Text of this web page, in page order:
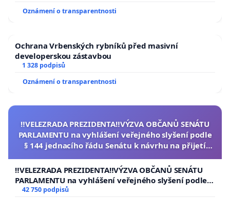
Oznámení o transparentnosti
Ochrana Vrbenských rybníků před masivní
developerskou zástavbou
1 328 podpisů
Oznámení o transparentnosti
‼️VELEZRADA PREZIDENTA‼️VÝZVA OBČANŮ SENÁTU
PARLAMENTU na vyhlášení veřejného slyšení podle
§ 144 jednacího řádu Senátu k návrhu na přijetí
republiky
‼️VELEZRADA PREZIDENTA‼️VÝZVA OBČANŮ SENÁTU
PARLAMENTU na vyhlášení veřejného slyšení podle §
144 jednacího řádu Senátu k návrhu na přijetí
42 750 podpisů